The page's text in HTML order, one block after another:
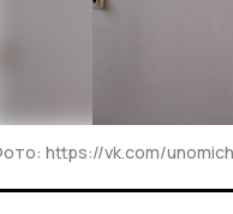
https://vk.com/unomich